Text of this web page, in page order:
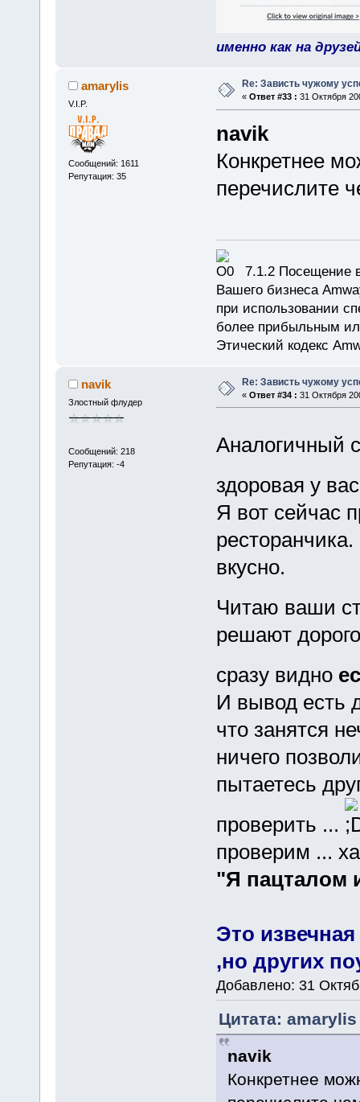
именно как на
amarylis
V.I.P.
Сообщений: 1611
Репутация: 35
Re: Зависть чужому
« Ответ #33 : 31 Октября
navik
Конкретнее
перечислите
7.1.2 Посещение
Вашего бизнеса
при использовании
более прибыльным
Этический кодекс
navik
Злостный флудер
Сообщений: 218
Репутация: -4
Re: Зависть чужому
« Ответ #34 : 31 Октября
Аналогичный
здоровая у
Я вот сейчас
вкусно.
Читаю ваши
решают
сразу видно
И вывод есть
что занятся
ничего
пытаетесь
проверить ...
проверим ...
"Я пацталом
Это извечная
,но других
Добавлено: 31
Цитата:
navik
Конкретнее